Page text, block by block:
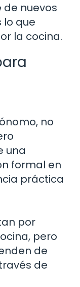
nuevos
lo que
la cocina.
no
una
formal en
práctica
por
pero
de
de